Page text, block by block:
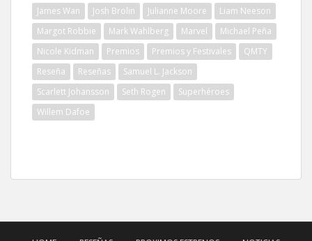
James Wan
Josh Brolin Julianne Moore
Liam Neeson
Margot Robbie
Mark Wahlberg Marvel
Michael Peña
Nicole Kidman
Premios Premios y Festivales
QMTY
Reseña
Reseñas
Samuel L. Jackson
Scarlett Johansson
Seth Rogen
Superhéroes
Willem Dafoe